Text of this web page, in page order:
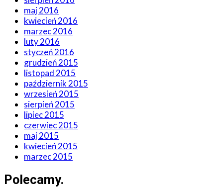
maj 2016
kwiecień 2016
marzec 2016
luty 2016
styczeń 2016
grudzień 2015
listopad 2015
październik 2015
wrzesień 2015
sierpień 2015
lipiec 2015
czerwiec 2015
maj 2015
kwiecień 2015
marzec 2015
Polecamy.